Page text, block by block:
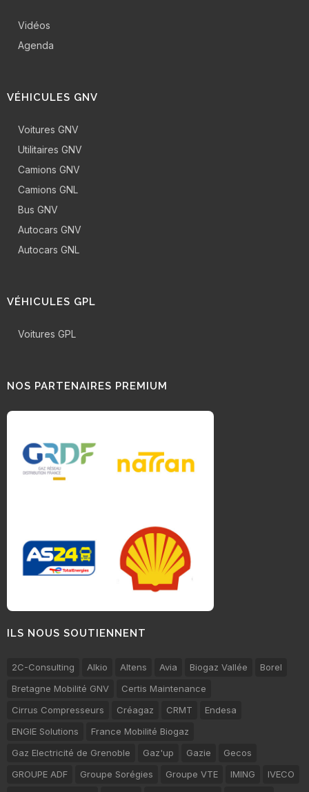
Vidéos
Agenda
VÉHICULES GNV
Voitures GNV
Utilitaires GNV
Camions GNV
Camions GNL
Bus GNV
Autocars GNV
Autocars GNL
VÉHICULES GPL
Voitures GPL
NOS PARTENAIRES PREMIUM
ILS NOUS SOUTIENNENT
2C-Consulting Alkio Altens Avia Biogaz Vallée
Borel
Bretagne Mobilité GNV
Certis Maintenance
Cirrus Compresseurs
Créagaz CRMT
Endesa
ENGIE Solutions
France Mobilité Biogaz
Gaz Electricité de Grenoble
Gaz'up Gazie
Gecos
GROUPE ADF
Groupe Sorégies Groupe VTE IMING
IVECO